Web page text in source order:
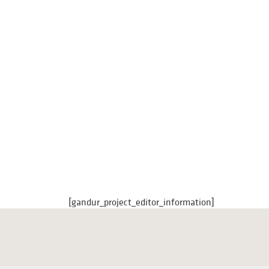
[gandur_project_editor_information]